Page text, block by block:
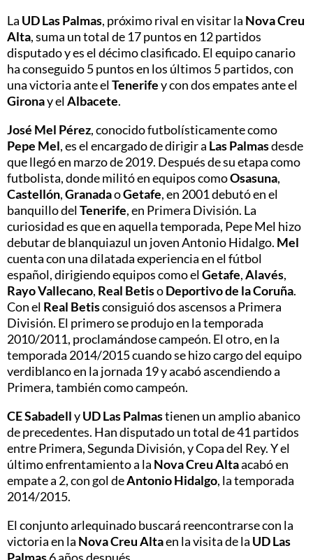
La UD Las Palmas, próximo rival en visitar la Nova Creu
Alta, suma un total de 17 puntos en 12 partidos
disputado y es el décimo clasificado. El equipo canario
ha conseguido 5 puntos en los últimos 5 partidos, con
una victoria ante elTenerifey con dos empates ante el
Gironay elAlbacete.
José Mel Pérez, conocido futbolísticamente como
Pepe Mel, es el encargado de dirigir a Las Palmasdesde
que llegó en marzo de 2019. Después de su etapa como
futbolista, donde militó en equipos comoOsasuna,
Castellón,GranadaoGetafe, en 2001 debutó en el
banquillo delTenerife, en Primera División. La
curiosidad es que en aquella temporada, Pepe Mel hizo
debutar de blanquiazul un joven Antonio Hidalgo. Mel
cuenta con una dilatada experiencia en el fútbol
español, dirigiendo equipos como elGetafe,Alavés,
Rayo Vallecano, Real BetisoDeportivo de la Coruña.
Con el Real Betisconsiguió dos ascensos a Primera
División. El primero se produjo en la temporada
2010/2011, proclamándose campeón. El otro, en la
temporada 2014/2015 cuando se hizo cargo del equipo
verdiblanco en la jornada 19 y acabó ascendiendo a
Primera, también como campeón.
CE SabadellyUD Las Palmastienen un amplio abanico
de precedentes. Han disputado un total de 41 partidos
entre Primera, Segunda División, y Copa del Rey. Y el
último enfrentamiento a la Nova Creu Altaacabó en
empate a 2, con gol deAntonio Hidalgo, la temporada
2014/2015.
El conjunto arlequinado buscará reencontrarse con la
victoria en la Nova Creu Altaen la visita de la UD Las